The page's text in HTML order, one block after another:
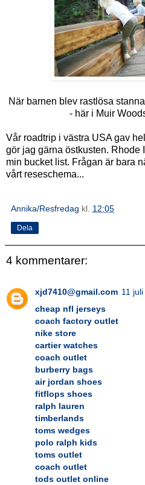
När barnen blev rastlösa
- här i Muir
Vår roadtrip i västra USA gav
gör jag gärna östkusten. Rhode
min bucket list. Frågan är bara
vårt reseschema...
Annika/Resfredag kl. 12:05
Dela
4 kommentarer:
xjd7410@gmail.com 11
cheap nfl jerseys
coach factory outlet
nike store
cartier watches
coach outlet
burberry bags
air jordan shoes
fitflops shoes
ralph lauren
timberlands
toms wedges
polo ralph kids
toms outlet
coach outlet
tods outlet online